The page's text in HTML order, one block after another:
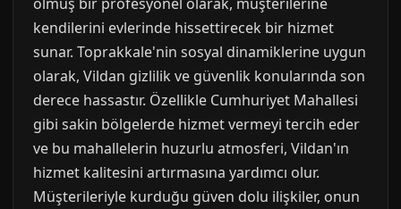
kendilerini evlerinde hissettirecek bir hizmet
sunar. Toprakkale'nin sosyal dinamiklerine uygun
olarak, Vildan gizlilik ve güvenlik konularında son
derece hassastır. Özellikle Cumhuriyet Mahallesi
gibi sakin bölgelerde hizmet vermeyi tercih eder
ve bu mahallelerin huzurlu atmosferi, Vildan'ın
hizmet kalitesini artırmasına yardımcı olur.
Müşterileriyle kurduğu güven dolu ilişkiler, onun